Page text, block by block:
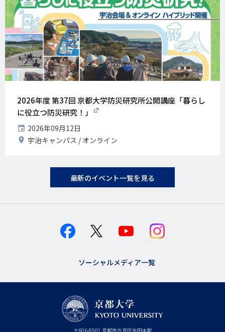
2026年度 第37回 京都大学防災研究所公開講座「暮らし
に役立つ防災研究！」
開
催
日
2026年09月12日
開 宇治キャンパス オンライン
最新のイベント一覧を見る
ソーシャルメディア一覧
〒606-8501 京
京都市左京区吉田本町